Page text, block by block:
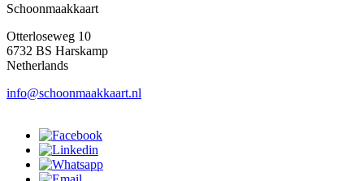
Schoonmaakkaart
Otterloseweg 10
6732 BS Harskamp
Netherlands
info@schoonmaakkaart.nl